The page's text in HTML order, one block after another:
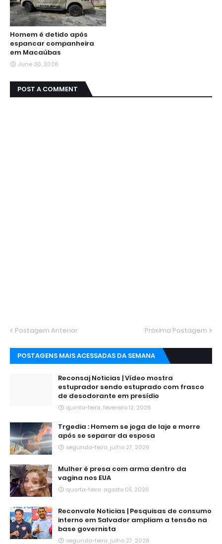
Homem é detido após
espancar companheira
em Macaúbas
June 30, 2026
POST A COMMENT
Postagem Anterior Próxima Postagem
POSTAGENS MAIS ACESSADAS DA SEMANA
Reconsaj Noticias | Vídeo mostra
estuprador sendo estuprado com frasco
de desodorante em presídio
quinta-feira, fevereiro 12, 2026
Trgedia : Homem se joga de laje e morre
após se separar da esposa
segunda-feira, julho 27, 2026
Mulher é presa com arma dentro da
vagina nos EUA
quarta-feira, agosto 05, 2026
Reconvale Noticias | Pesquisas de consumo
interno em Salvador ampliam a tensão na
base governista
segunda-feira, julho 27, 2026